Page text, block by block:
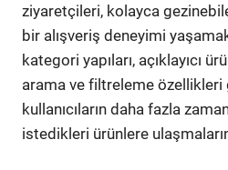
ziyaretçileri, kolayca
bir alışveriş deneyimi
kategori yapıları, açıklayıcı
arama ve filtreleme özellikleri
kullanıcıların daha fazla
istedikleri ürünlere